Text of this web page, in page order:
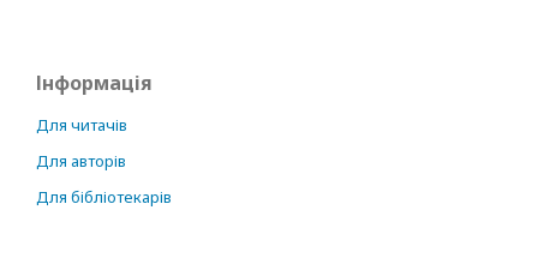
Інформація
Для читачів
Для авторів
Для бібліотекарів